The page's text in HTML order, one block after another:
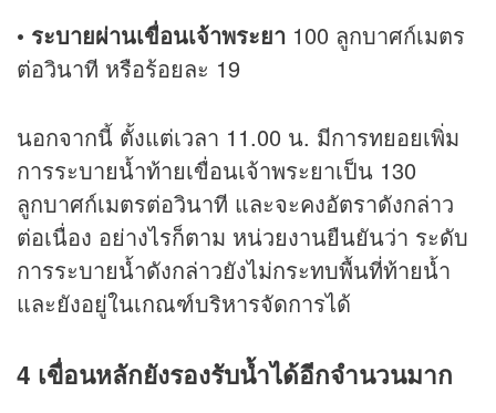
• ระบายผ่านเขื่อนเจ้าพระยา 100 ลูกบาศก์เมตร
ต่อวินาที หรือร้อยละ 19
นอกจากนี้ ตั้งแต่เวลา 11.00 น. มีการทยอยเพิ่ม
การระบายน้ำท้ายเขื่อนเจ้าพระยาเป็น 130
ลูกบาศก์เมตรต่อวินาที และจะคงอัตราดังกล่าว
ต่อเนื่อง อย่างไรก็ตาม หน่วยงานยืนยันว่า ระดับ
การระบายน้ำดังกล่าวยังไม่กระทบพื้นที่ท้ายน้ำ
และยังอยู่ในเกณฑ์บริหารจัดการได้
4 เขื่อนหลักยังรองรับน้ำได้อีกจำนวนมาก